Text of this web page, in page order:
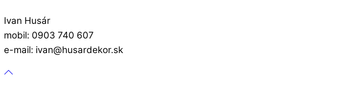
Ivan Husár
mobil: 0903 740 607
e-mail: ivan@husardekor.sk